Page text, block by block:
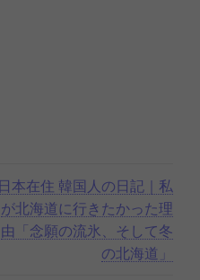
日本在住 韓国人の日記｜私
が北海道に行きたかった理
由「念願の流氷、そして冬
の北海道」